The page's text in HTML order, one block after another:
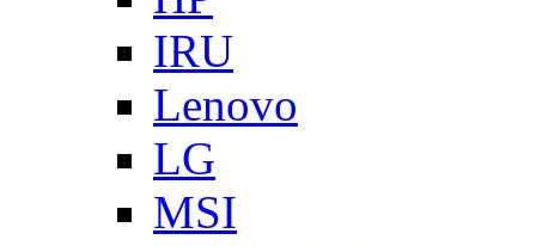
IRU
Lenovo
LG
MSI